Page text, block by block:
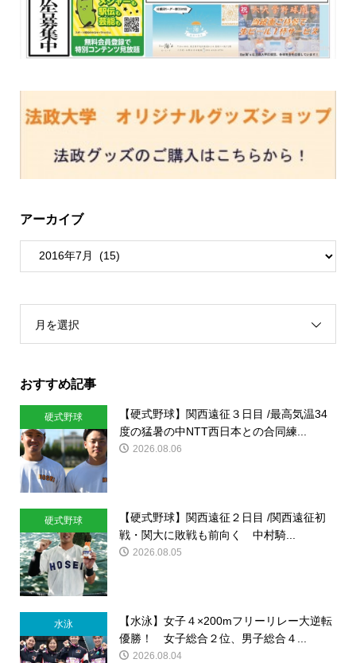
アーカイブ
月を選択
おすすめ記事
硬式野球
【硬式野球】関西遠征３日目 /最高気温34
度の猛暑の中NTT西日本との合同練...
2026.08.06
硬式野球
【硬式野球】関西遠征２日目 /関西遠征初
戦・関大に敗戦も前向く 中村騎...
2026.08.05
水泳
【水泳】女子４×200mフリーリレー大逆転
優勝！ 女子総合２位、男子総合４...
2026.08.04